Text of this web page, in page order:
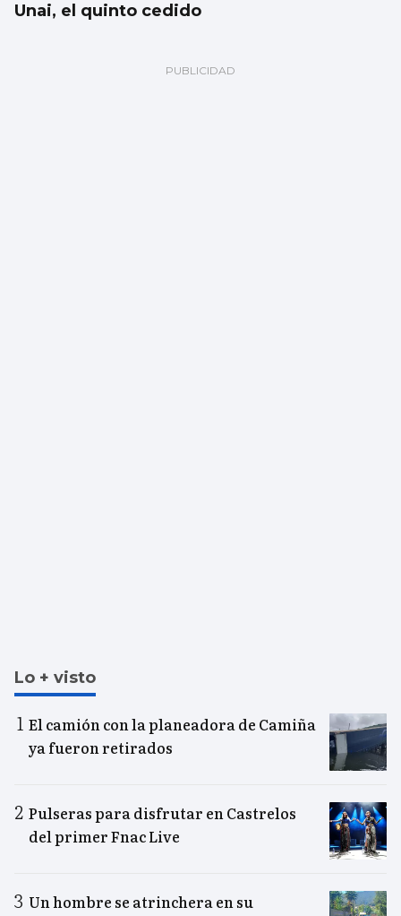
Unai, el quinto cedido
Lo + visto
El camión con la planeadora de Camiña
ya fueron retirados
Pulseras para disfrutar en Castrelos
del primer Fnac Live
Un hombre se atrinchera en su